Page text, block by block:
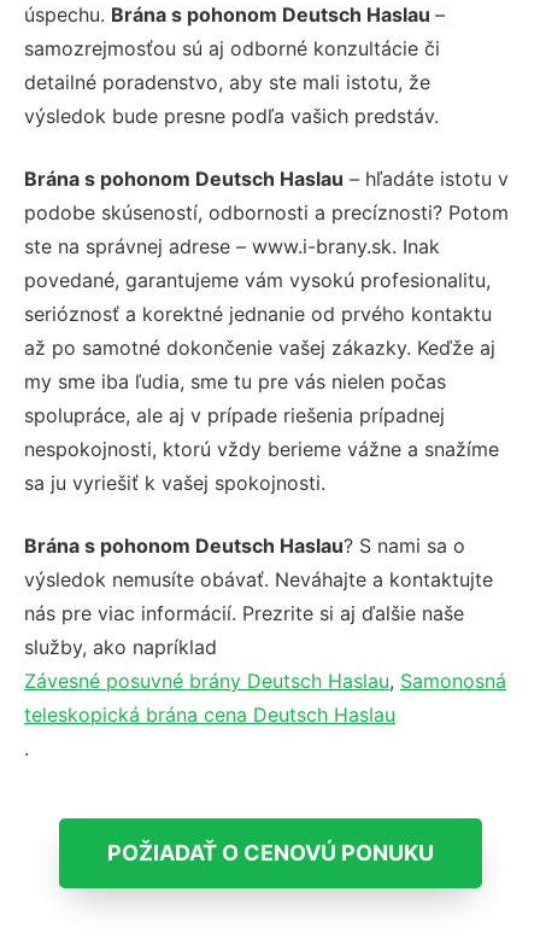
úspechu. Brána s pohonom Deutsch Haslau –
samozrejmosťou sú aj odborné konzultácie či
detailné poradenstvo, aby ste mali istotu, že
výsledok bude presne podľa vašich predstáv.
Brána s pohonom Deutsch Haslau – hľadáte istotu v
podobe skúseností, odbornosti a precíznosti? Potom
ste na správnej adrese – www.i-brany.sk. Inak
povedané, garantujeme vám vysokú profesionalitu,
serióznosť a korektné jednanie od prvého kontaktu
až po samotné dokončenie vašej zákazky. Keďže aj
my sme iba ľudia, sme tu pre vás nielen počas
spolupráce, ale aj v prípade riešenia prípadnej
nespokojnosti, ktorú vždy berieme vážne a snažíme
sa ju vyriešiť k vašej spokojnosti.
Brána s pohonom Deutsch Haslau? S nami sa o
výsledok nemusíte obávať. Neváhajte a kontaktujte
nás pre viac informácií. Prezrite si aj ďalšie naše
služby, ako napríklad
Závesné posuvné brány Deutsch Haslau, Samonosná
teleskopická brána cena Deutsch Haslau
.
POŽIADAŤ O CENOVÚ PONUKU